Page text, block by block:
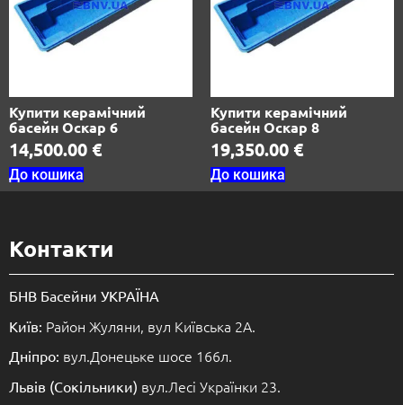
Купити керамічний
басейн Оскар 6
14,500.00 €
До кошика
Купити керамічний
басейн Оскар 8
19,350.00 €
До кошика
Контакти
БНВ Басейни УКРАЇНА
Київ: Район Жуляни, вул Київська 2А.
Дніпро: вул.Донецьке шосе 166л.
Львів (Сокільники) вул.Лесі Українки 23.